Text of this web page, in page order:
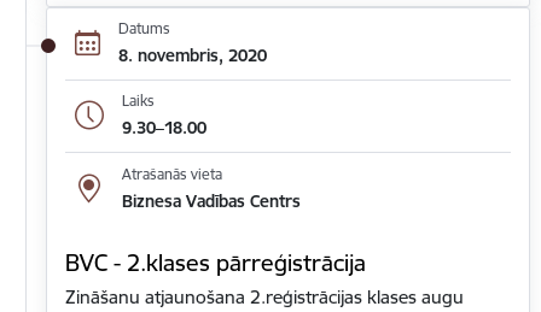
Datums
8. novembris, 2020
Laiks
9.30–18.00
Atrašanās vieta
Biznesa Vadības Centrs
BVC - 2.klases pārreģistrācija
Zināšanu atjaunošana 2.reģistrācijas klases augu